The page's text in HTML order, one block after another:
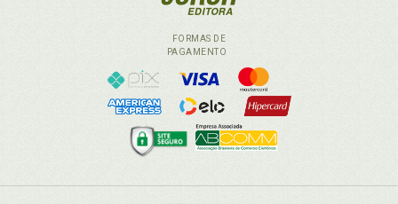
FORMAS DE
PAGAMENTO